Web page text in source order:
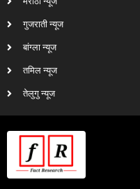
गुजराती न्यूज
बांग्ला न्यूज
तमिल न्यूज
तेलुगु न्यूज